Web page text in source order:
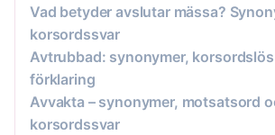
Vad betyder avslutar mässa?
korsordssvar
Avtrubbad: synonymer,
förklaring
Avvakta – synonymer, motsatsord
korsordssvar